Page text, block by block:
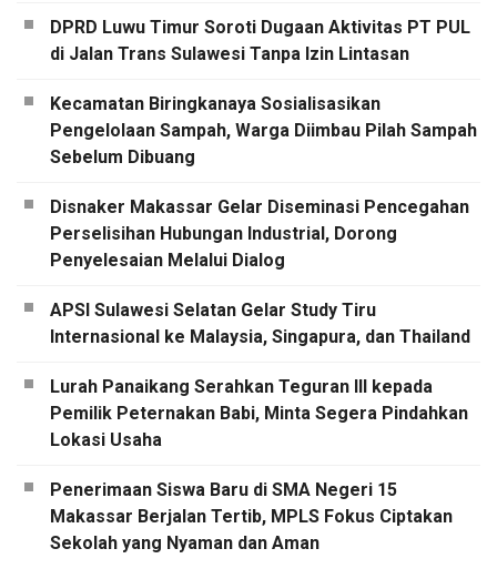
DPRD Luwu Timur Soroti Dugaan Aktivitas PT PUL
di Jalan Trans Sulawesi Tanpa Izin Lintasan
Kecamatan Biringkanaya Sosialisasikan
Pengelolaan Sampah, Warga Diimbau Pilah Sampah
Sebelum Dibuang
Disnaker Makassar Gelar Diseminasi Pencegahan
Perselisihan Hubungan Industrial, Dorong
Penyelesaian Melalui Dialog
APSI Sulawesi Selatan Gelar Study Tiru
Internasional ke Malaysia, Singapura, dan Thailand
Lurah Panaikang Serahkan Teguran III kepada
Pemilik Peternakan Babi, Minta Segera Pindahkan
Lokasi Usaha
Penerimaan Siswa Baru di SMA Negeri 15
Makassar Berjalan Tertib, MPLS Fokus Ciptakan
Sekolah yang Nyaman dan Aman